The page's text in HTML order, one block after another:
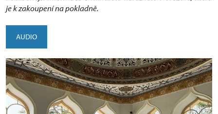
je k zakoupení na pokladně.
AUDIO